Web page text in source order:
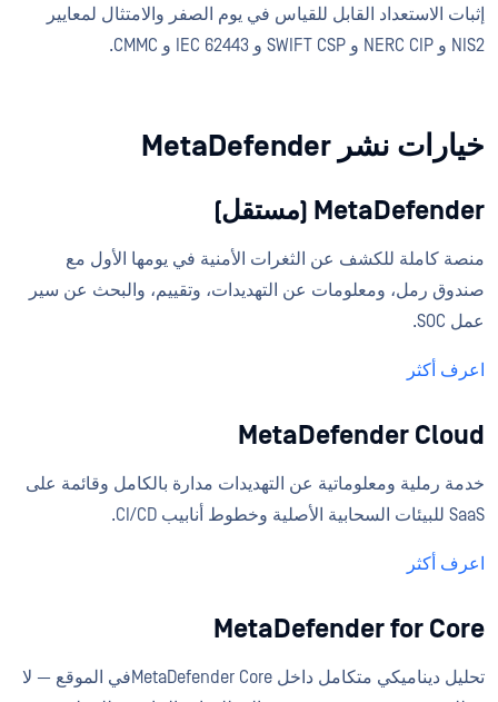
إثبات الاستعداد القابل للقياس في يوم الصفر والامتثال لمعايير
NIS2 و NERC CIP و SWIFT CSP و IEC 62443 و CMMC.
خيارات نشر MetaDefender
MetaDefender (مستقل)
منصة كاملة للكشف عن الثغرات الأمنية في يومها الأول مع
صندوق رمل، ومعلومات عن التهديدات، وتقييم، والبحث عن سير
عمل SOC.
اعرف أكثر
MetaDefender Cloud
خدمة رملية ومعلوماتية عن التهديدات مدارة بالكامل وقائمة على
SaaS للبيئات السحابية الأصلية وخطوط أنابيب CI/CD.
اعرف أكثر
MetaDefender for Core
تحليل ديناميكي متكامل داخل MetaDefender Coreفي الموقع — لا